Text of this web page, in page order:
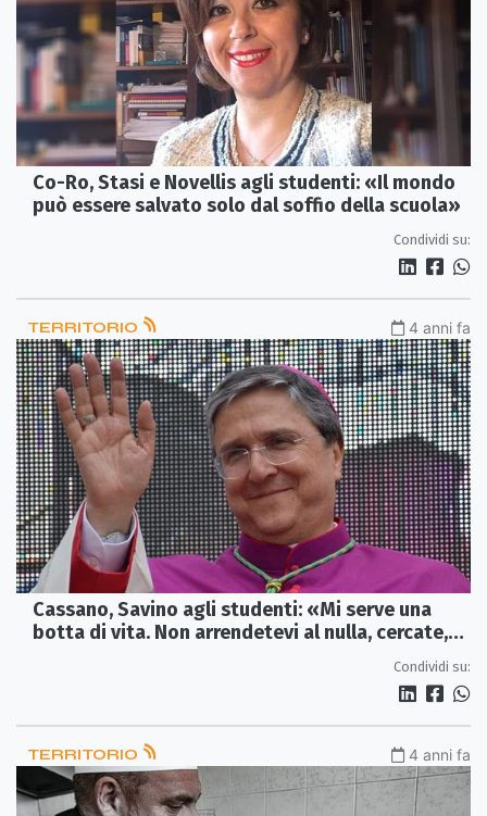
Co-Ro, Stasi e Novellis agli studenti: «Il mondo
può essere salvato solo dal soffio della scuola»
Condividi su:
TERRITORIO 4 anni fa
Cassano, Savino agli studenti: «Mi serve una
botta di vita. Non arrendetevi al nulla, cercate,
Condividi su:
TERRITORIO 4 anni fa